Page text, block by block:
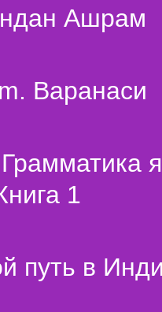
Ашрам
Варанаси
1
путь в